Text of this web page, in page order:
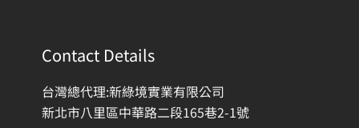
Contact Details
台灣總代理:新綠境實業有限公司
新北市八里區中華路二段165巷2-1號